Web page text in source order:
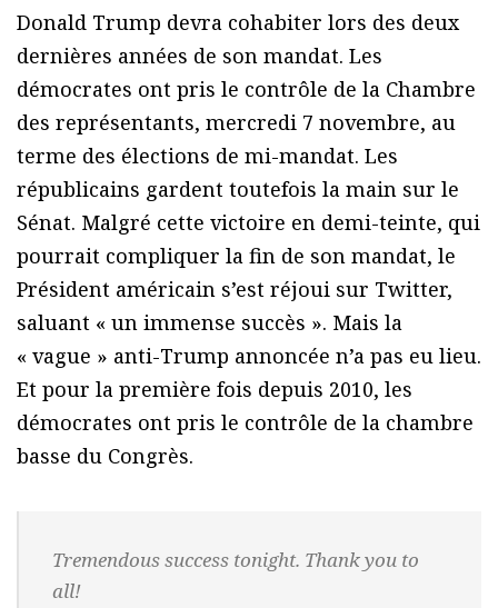
Donald Trump devra cohabiter lors des deux
dernières années de son mandat. Les
démocrates ont pris le contrôle de la Chambre
des représentants, mercredi 7 novembre, au
terme des élections de mi-mandat. Les
républicains gardent toutefois la main sur le
Sénat. Malgré cette victoire en demi-teinte, qui
pourrait compliquer la fin de son mandat, le
Président américain s’est réjoui sur Twitter,
saluant « un immense succès ». Mais la
« vague » anti-Trump annoncée n’a pas eu lieu.
Et pour la première fois depuis 2010, les
démocrates ont pris le contrôle de la chambre
basse du Congrès.
Tremendous success tonight. Thank you to
all!